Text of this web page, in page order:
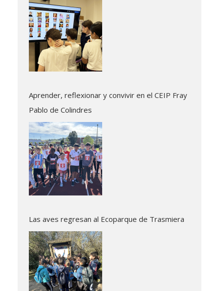
Aprender, reflexionar y convivir en el CEIP Fray
Pablo de Colindres
Las aves regresan al Ecoparque de Trasmiera